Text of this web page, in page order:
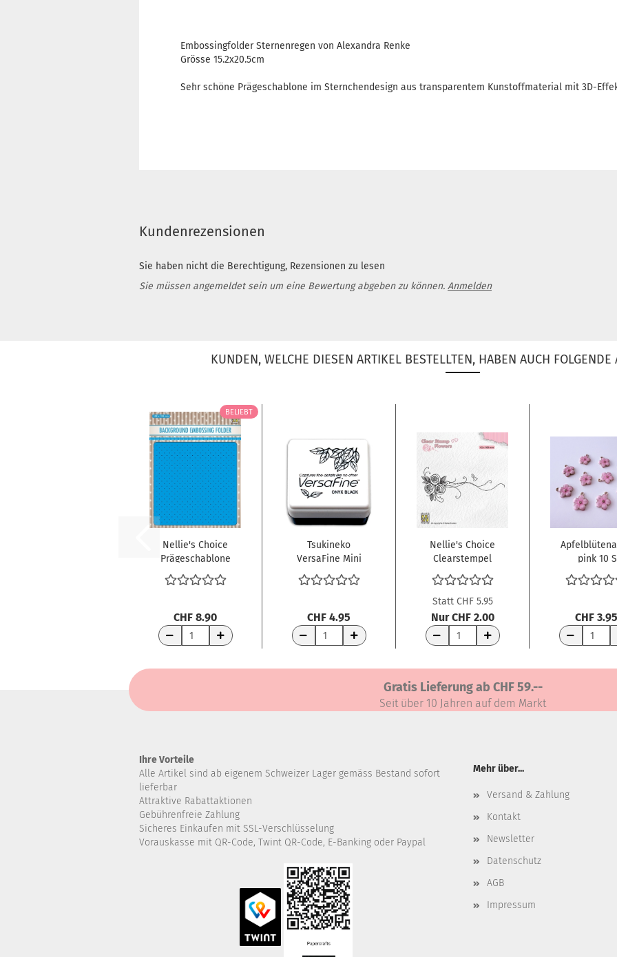
Embossingfolder Sternenregen von Alexandra Renke
Grösse 15.2x20.5cm
Sehr schöne Prägeschablone im Sternchendesign aus transparentem Kunstoffmaterial mit 3D-
Kundenrezensionen
Sie haben nicht die Berechtigung, Rezensionen zu lesen
Sie müssen angemeldet sein um eine Bewertung abgeben zu können. Anmelden
KUNDEN, WELCHE DIESEN ARTIKEL BESTELLTEN, HABEN AUCH FOLGENDE
BELIEBT
Nellie's Choice
Prägeschablone
Kleine Punkte...
CHF 8.90
Tsukineko
VersaFine Mini
Stempelkissen
Onyx...
CHF 4.95
Nellie's Choice
Clearstempel
Rosenbouquet...
Statt CHF 5.95
Nur CHF 2.00
pink 10
CHF 3.95
Gratis Lieferung ab CHF 59.--
Seit über 10 Jahren auf dem Markt
Ihre Vorteile
Alle Artikel sind ab eigenem Schweizer Lager gemäss Bestand sofort
lieferbar
Attraktive Rabattaktionen
Gebührenfreie Zahlung
Sicheres Einkaufen mit SSL-Verschlüsselung
Vorauskasse mit QR-Code, Twint QR-Code, E-Banking oder Paypal
Mehr über...
Versand & Zahlung
Kontakt
Newsletter
Datenschutz
AGB
Impressum